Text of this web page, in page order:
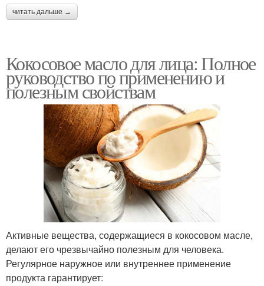
читать дальше →
Кокосовое масло для лица: Полное
руководство по применению и
полезным свойствам
Активные вещества, содержащиеся в кокосовом масле,
делают его чрезвычайно полезным для человека.
Регулярное наружное или внутреннее применение
продукта гарантирует: